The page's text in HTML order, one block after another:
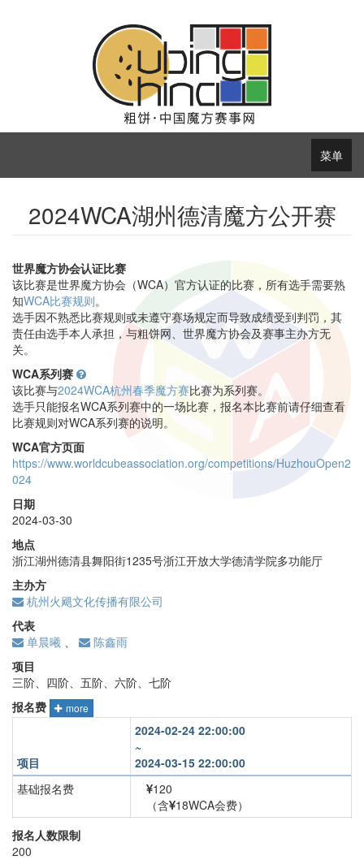
菜单
2024WCA湖州德清魔方公开赛
世界魔方协会认证比赛
该比赛是世界魔方协会（WCA）官方认证的比赛，所有选手需要熟
知WCA比赛规则。
选手因不熟悉比赛规则或未遵守赛场规定而导致成绩受到判罚，其
责任由选手本人承担，与粗饼网、世界魔方协会及赛事主办方无
关。
WCA系列赛
该比赛与2024WCA杭州春季魔方赛比赛为系列赛。
选手只能报名WCA系列赛中的一场比赛，报名本比赛前请仔细查看
比赛规则对WCA系列赛的说明。
WCA官方页面
https://www.worldcubeassociation.org/competitions/HuzhouOpen2
024
日期
2024-03-30
地点
浙江湖州德清县舞阳街1235号浙江开放大学德清学院多功能厅
主办方
杭州火飓文化传播有限公司
代表
单晨曦
陈鑫雨
项目
三阶、四阶、五阶、六阶、七阶
报名费
more
项目
2024-02-24 22:00:00
~
2024-03-15 22:00:00
基础报名费
120
（含 18WCA会费）
三阶
报名人数限制
200